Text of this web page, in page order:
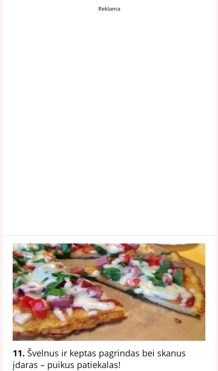
Reklama
11. Švelnus ir keptas pagrindas bei skanus
įdaras – puikus patiekalas!